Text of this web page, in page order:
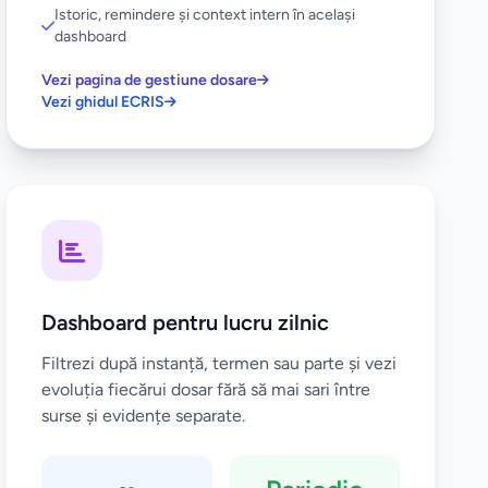
Istoric, remindere și context intern în același
dashboard
Vezi pagina de gestiune dosare
Vezi ghidul ECRIS
Dashboard pentru lucru zilnic
Filtrezi după instanță, termen sau parte și vezi
evoluția fiecărui dosar fără să mai sari între
surse și evidențe separate.